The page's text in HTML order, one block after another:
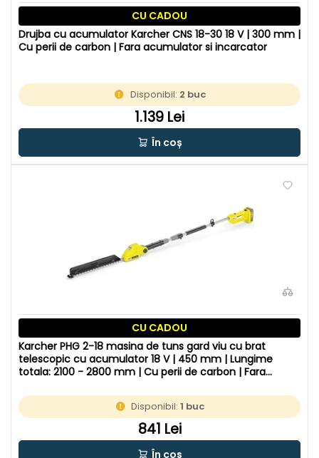
CU CADOU
Drujba cu acumulator Karcher CNS 18-30 18 V | 300 mm |
Cu perii de carbon | Fara acumulator si incarcator
Disponibil: 2 buc
1.139 Lei
În coș
CU CADOU
Karcher PHG 2-18 masina de tuns gard viu cu brat
telescopic cu acumulator 18 V | 450 mm | Lungime
totala: 2100 - 2800 mm | Cu perii de carbon | Fara
Disponibil:1 buc
841 Lei
În coș